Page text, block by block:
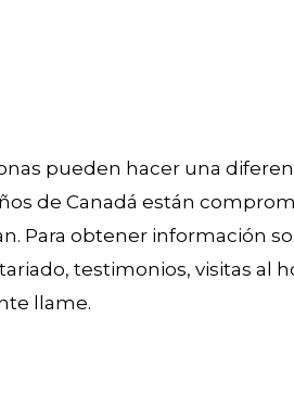
pueden hacer una
de Canadá están
Para obtener información
testimonios, visitas al
llame.